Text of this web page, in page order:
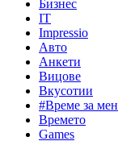
Бизнес
IT
Impressio
Авто
Анкети
Вицове
Вкусотии
#Време за мен
Времето
Games